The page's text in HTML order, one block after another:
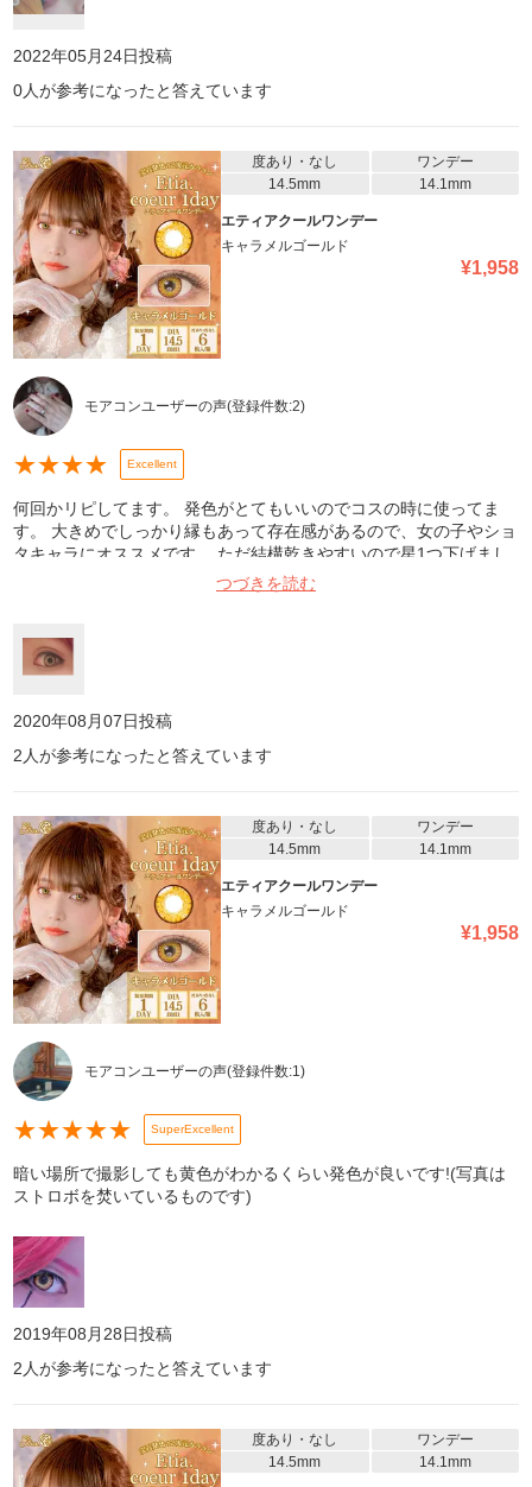
2022年05月24日投稿
0人が参考になったと答えています
度あり・なし
ワンデー
14.5mm
14.1mm
エティアクールワンデー
キャラメルゴールド
¥1,958
モアコンユーザーの声(登録件数:2)
★★★★ Excellent
何回かリピしてます。 発色がとてもいいのでコスの時に使ってま
す。 大きめでしっかり縁もあって存在感があるので、女の子やショ
タキャラにオススメです。 ただ結構乾きやすいので星1つ下げまし
つづきを読む
2020年08月07日投稿
2 人が参考になったと答えています
度あり・なし
ワンデー
14.5mm
14.1mm
エティアクールワンデー
キャラメルゴールド
¥1,958
モアコンユーザーの声(登録件数:1)
★★★★★ SuperExcellent
暗い場所で撮影しても黄色がわかるくらい発色が良いです!(写真は
ストロボを焚いているものです)
2019年08月28日投稿
2 人が参考になったと答えています
度あり・なし
ワンデー
14.5mm
14.1mm